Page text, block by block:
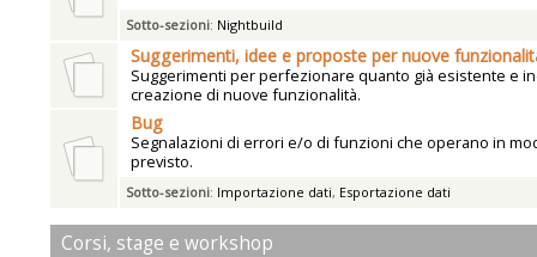
Sotto-sezioni: Nightbuild
Suggerimenti, idee e proposte per nuove
Suggerimenti per perfezionare quanto già esistente e
creazione di nuove funzionalità.
Bug
Segnalazioni di errori e/o di funzioni che operano in
previsto.
Sotto-sezioni: Importazione dati, Esportazione dati
Corsi, stage e workshop